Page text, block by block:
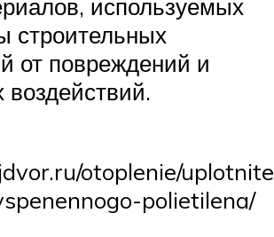
используемых
строительных
от повреждений и
воздействий.
otoplenie/
polietilena/